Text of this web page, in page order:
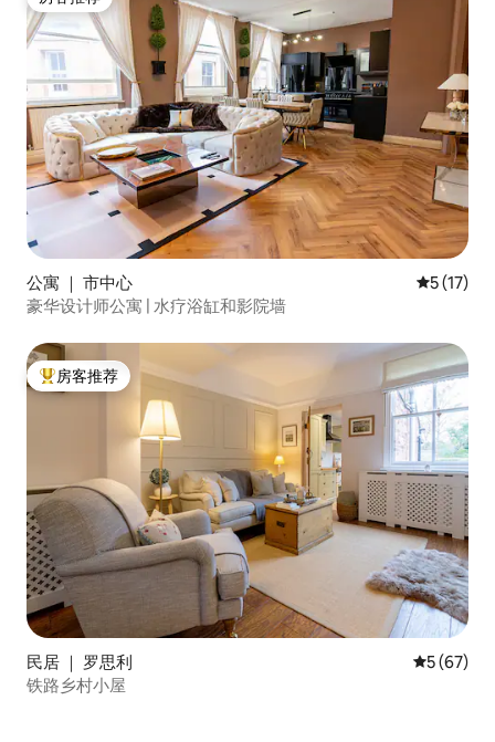
房客推荐
公寓 ｜ 市中心 平均评分
5 (17)
豪华设计师公寓 | 水疗浴缸和影院墙
热门「房客推荐」
房客推荐
民居 ｜ 罗思利 平均评分
5 (67)
铁路乡村小屋